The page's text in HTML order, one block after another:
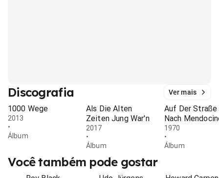
Discografia Ver mais
1000 Wege
2013
•
Álbum
Als Die Alten
Zeiten Jung War'n
2017
•
Álbum
Auf Der Straße
Nach
1970
•
Álbum
Você também pode gostar